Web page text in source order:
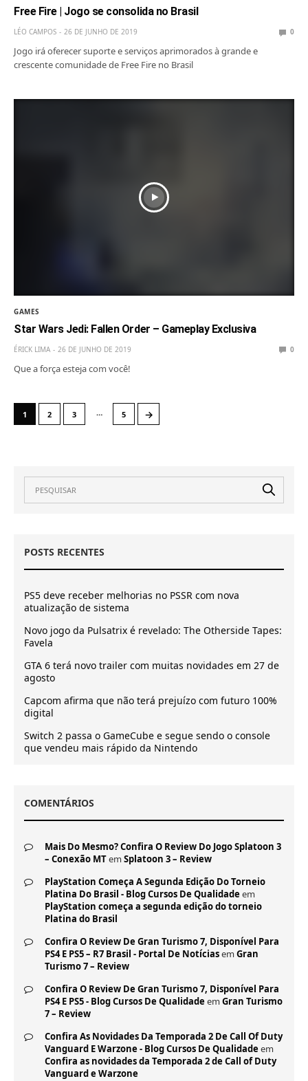
Free Fire | Jogo se consolida no Brasil
LÉO CAMPOS 26 DE JUNHO DE 2019 0
Jogo irá oferecer suporte e serviços aprimorados à grande e
crescente comunidade de Free Fire no Brasil
GAMES
Star Wars Jedi: Fallen Order – Gameplay Exclusiva
ÉRICK LIMA 26 DE JUNHO DE 2019 0
Que a força esteja com você!
1 2 3 … 5 →
POSTS RECENTES
PS5 deve receber melhorias no PSSR com nova
atualização de sistema
Novo jogo da Pulsatrix é revelado: The Otherside Tapes:
Favela
GTA 6 terá novo trailer com muitas novidades em 27 de
agosto
Capcom afirma que não terá prejuízo com futuro 100%
digital
Switch 2 passa o GameCube e segue sendo o console
que vendeu mais rápido da Nintendo
COMENTÁRIOS
Mais Do Mesmo? Confira O Review Do Jogo Splatoon 3
– Conexão MTem Splatoon 3 – Review
PlayStation Começa A Segunda Edição Do Torneio
Platina Do Brasil - Blog Cursos De Qualidade em
PlayStation começa a segunda edição do torneio
Platina do Brasil
Confira O Review De Gran Turismo 7, Disponível Para
PS4 E PS5 – R7 Brasil - Portal De Notíciasem Gran
Turismo 7 – Review
Confira O Review De Gran Turismo 7, Disponível Para
PS4 E PS5 - Blog Cursos De Qualidade em Gran Turismo
7 – Review
Confira As Novidades Da Temporada 2 De Call Of Duty
Vanguard E Warzone - Blog Cursos De Qualidade em
Confira as novidades da Temporada 2 de Call of Duty
Vanguard e Warzone